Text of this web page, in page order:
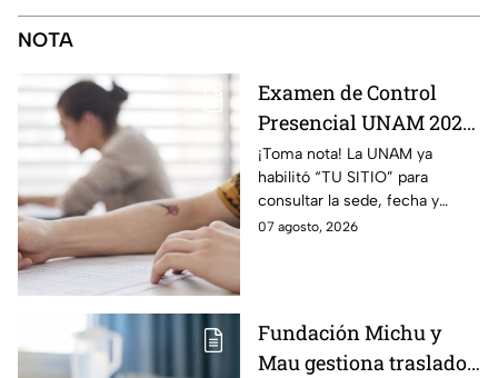
NOTA
Examen de Control
Presencial UNAM 2026:
consulta aquí tu sede,
fecha y horario
¡Toma nota! La UNAM ya
habilitó “TU SITIO” para
consultar la sede, fecha y
horario del Examen Control
07 agosto, 2026
Fundación Michu y
Mau gestiona traslado